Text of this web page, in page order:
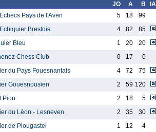
JO A B IA
Pays de l'Aven 5 18
99
Brestois 4 82 85
Bleu 1 20 20
Chess Club 0 17
0
du Pays Fouesnantais 4 72 75
Gouesnousien 2 59 120
Pion 2 18
5
du Léon - Lesneven 2 35 30
de Plougastel 1 12 4